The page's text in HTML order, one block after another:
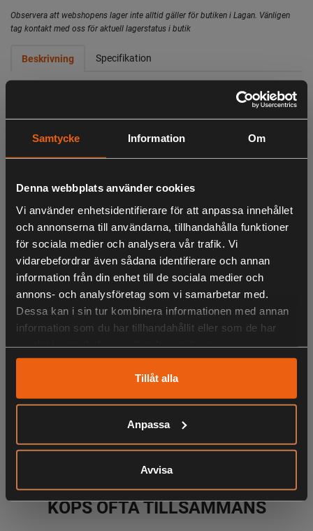
Samtycke Information Om
Denna webbplats använder cookies
Vi använder enhetsidentifierare för att anpassa innehållet
och annonserna till användarna, tillhandahålla funktioner
för sociala medier och analysera vår trafik. Vi
vidarebefordrar även sådana identifierare och annan
information från din enhet till de sociala medier och
annons- och analysföretag som vi samarbetar med.
Dessa kan i sin tur kombinera informationen med annan
information som du har tillhandahållit eller som de har
Tillåt alla
Anpassa
Avvisa
Observera att webshopens lager inte alltid gäller för butiken i Lagan. Vänligen
tag kontakt med oss för aktuell lagerstatus i butik
Beskrivning Specifikation
Steiner Ranger, i och med lanseringen av Steiner Ranger
serien sattes en helt ny standard för kikarsikten av hög
format kombinerat med ett attraktivt pris. Sedan
framgångsrika serierna i Europa. Steiner Ranger kikarsikten
situationer.
- High-Contrast-Optics ger en skarp bild från kant till kant
- XL-Field of View
- Vattentät ner till 2m
- Kvävgasfyllt för en vattentät och imtät funktion
- Dag/natt belysning, 6 steg för natt och 5 steg för dag. Off
position mellan varje steg
10 års Garanti, 2 år på elektronik
LIKNANDE PRODUKTER
KÖPS OFTA TILLSAMMANS